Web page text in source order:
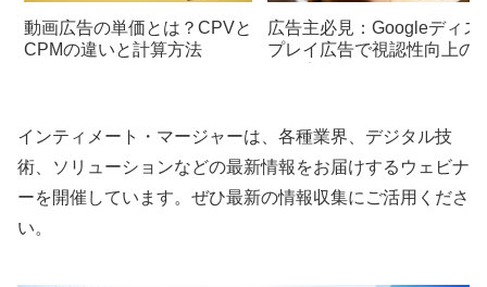
動画広告の単価とは？CPVと
CPMの違いと計算方法
広告主必見：Googleディス
プレイ広告で視認性向上の
インティメート・マージャーは、各種業界、デジタル技
術、ソリューションなどの最新情報をお届けするウェビナ
ーを開催しています。ぜひ最新の情報収集にご活用くださ
い。